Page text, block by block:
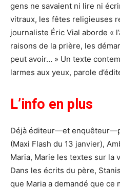
gens ne savaient ni lire ni
vitraux, les fêtes religieuses
journaliste Éric Vial aborde «
raisons de la prière, les
peut avoir… » Un texte
larmes aux yeux, parole
L’info en plus
Déjà éditeur—et
(Maxi Flash du 13 janvier),
Maria, Marie les textes sur la
Dans les écrits du père,
que Maria a demandé que ce